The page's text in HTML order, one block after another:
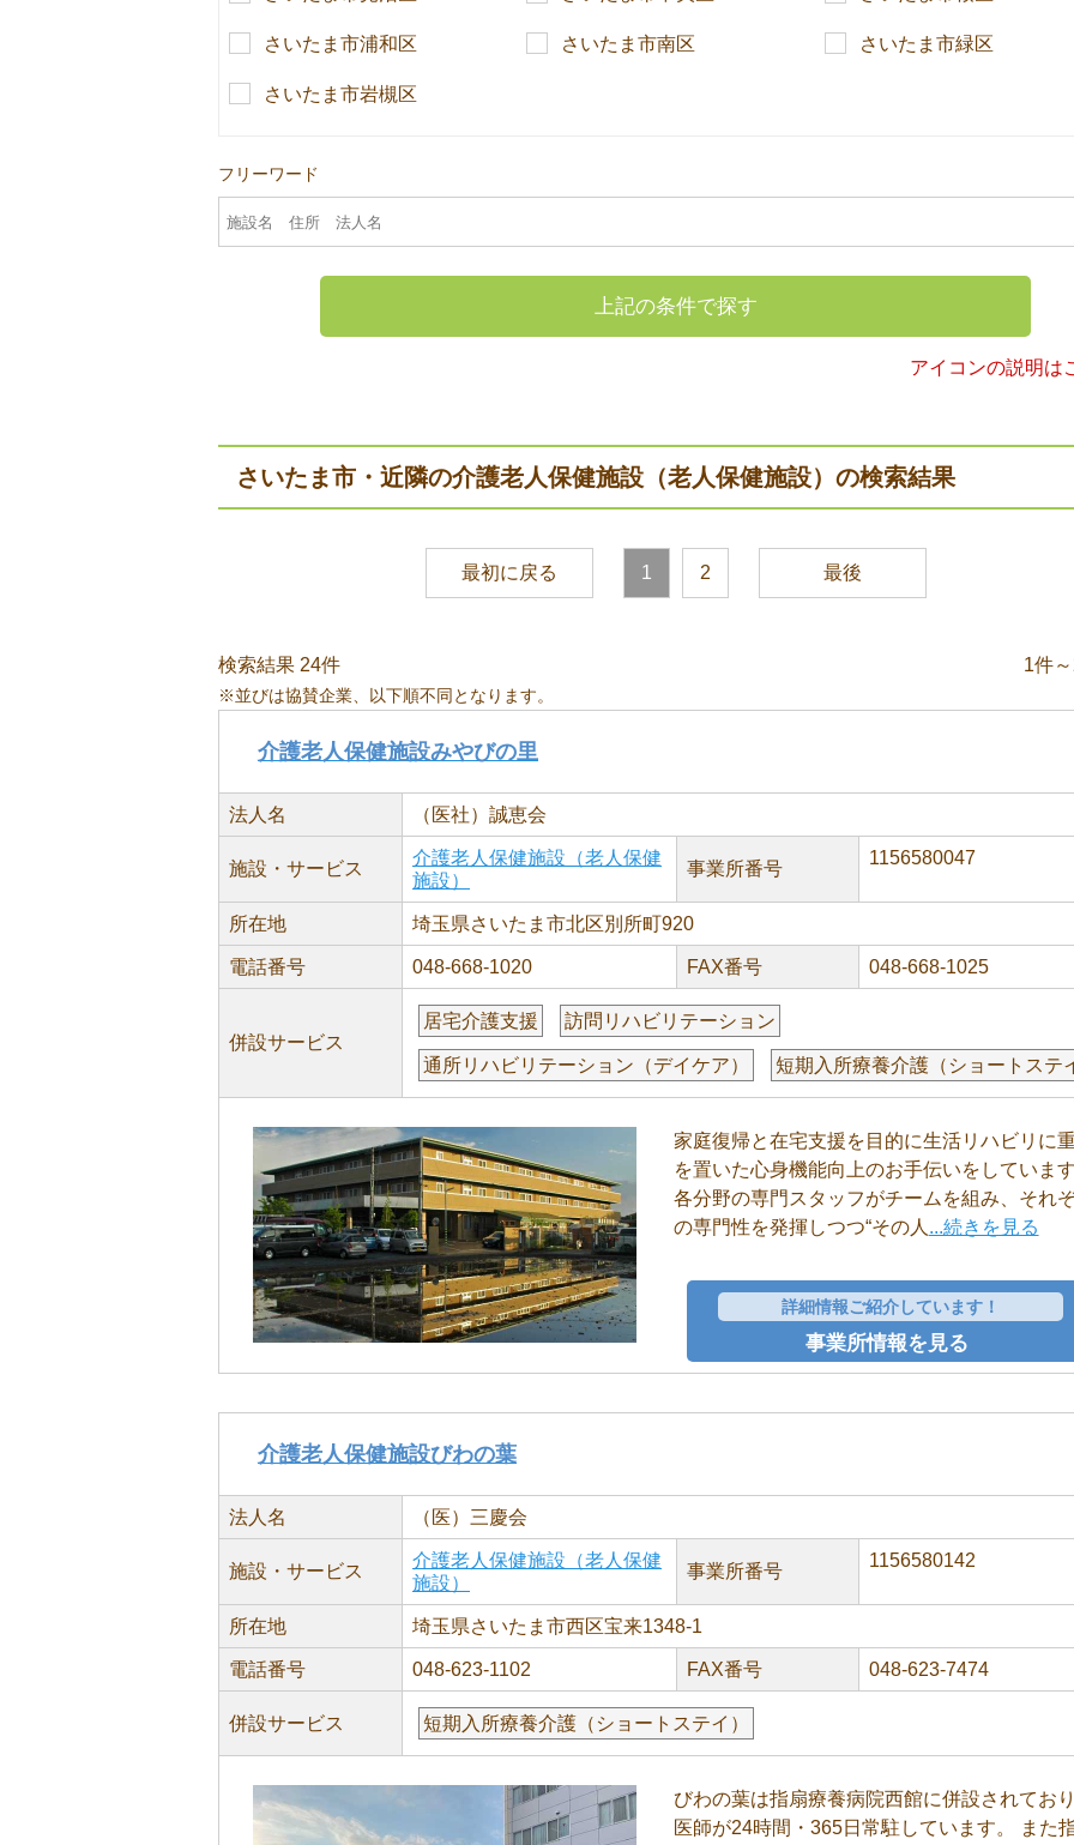
さいたま市浦和区 さいたま市南区 さいたま市緑区
さいたま市岩槻区
フリーワード
上記の条件で探す
アイコンの説明は
さいたま市・近隣の介護老人保健施設（老人保健施設）の検索結果
最初に戻る 1 2 最後
検索結果 24件 1件
※並びは協賛企業、以下順不同となります。
介護老人保健施設みやびの里
法人名 （医社）誠恵会
施設・サービス
介護老人保健施設（老人保健
施設）
事業所番号
1156580047
所在地 埼玉県さいたま市北区別所町920
電話番号 048-668-1020 FAX番号 048-668-1025
併設サービス
居宅介護支援 訪問リハビリテーション
通所リハビリテーション（デイケア） 短期入所療養介護（ショートステ
家庭復帰と在宅支援を目的に生活リハビリに
を置いた心身機能向上のお手伝いをしています
各分野の専門スタッフがチームを組み、それ
の専門性を発揮しつつ“その人 ...続きを見る
詳細情報ご紹介しています！
事業所情報を見る
介護老人保健施設びわの葉
法人名 （医）三慶会
施設・サービス
介護老人保健施設（老人保健
施設）
事業所番号
1156580142
所在地 埼玉県さいたま市西区宝来1348-1
電話番号 048-623-1102 FAX番号 048-623-7474
併設サービス 短期入所療養介護（ショートステイ）
びわの葉は指扇療養病院西館に併設されており
医師が24時間・365日常駐しています。 また